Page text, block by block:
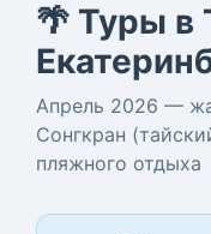
🌴 Туры в
Апрель 2026 —
Сонгкран
пляжного отдыха